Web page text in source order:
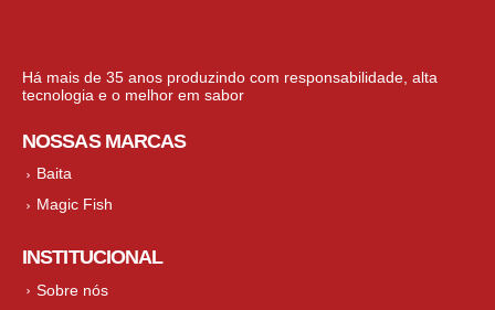
Há mais de 35 anos produzindo com responsabilidade, alta
tecnologia e o melhor em sabor
NOSSAS MARCAS
Baita
Magic Fish
INSTITUCIONAL
Sobre nós